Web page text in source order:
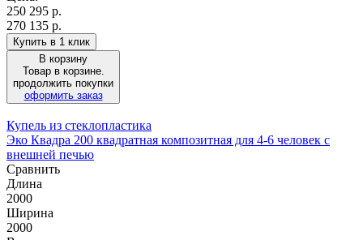
250 295 р.
270 135 р.
Купить в 1 клик
В корзину
Товар в корзине.
продолжить покупки
оформить заказ
Купель из стеклопластика
Эко Квадра 200 квадратная композитная для 4-6 человек с
внешней печью
Сравнить
Длина
2000
Ширина
2000